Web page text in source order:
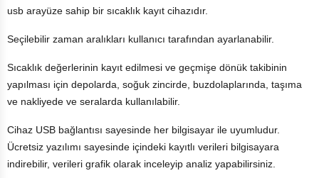
usb arayüze sahip bir sıcaklık kayıt cihazıdır.
Seçilebilir zaman aralıkları kullanıcı tarafından ayarlanabilir.
Sıcaklık değerlerinin kayıt edilmesi ve geçmişe dönük takibinin
yapılması için depolarda, soğuk zincirde, buzdolaplarında, taşıma
ve nakliyede ve seralarda kullanılabilir.
Cihaz USB bağlantısı sayesinde her bilgisayar ile uyumludur.
Ücretsiz yazılımı sayesinde içindeki kayıtlı verileri bilgisayara
indirebilir, verileri grafik olarak inceleyip analiz yapabilirsiniz.